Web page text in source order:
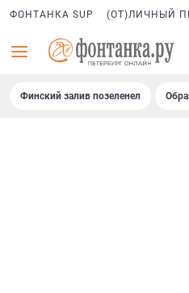
ФОНТАНКА SUP (ОТ)ЛИЧНЫЙ
Финский залив позеленел